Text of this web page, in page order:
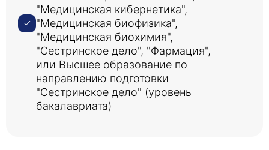
"Медицинская кибернетика",
"Медицинская биофизика",
"Медицинская биохимия",
"Сестринское дело", "Фармация",
или Высшее образование по
направлению подготовки
"Сестринское дело" (уровень
бакалавриата)